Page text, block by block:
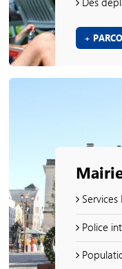
+
Services
Police